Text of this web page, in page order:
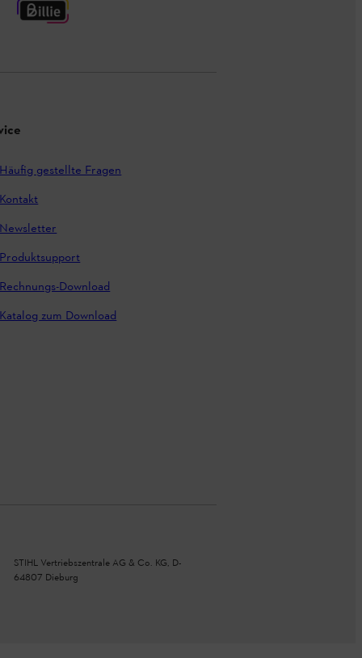
Häufig gestellte Fragen
Kontakt
Newsletter
Produktsupport
Rechnungs-Download
Katalog zum Download
STIHL Vertriebszentrale AG & Co. KG, D-
64807 Dieburg